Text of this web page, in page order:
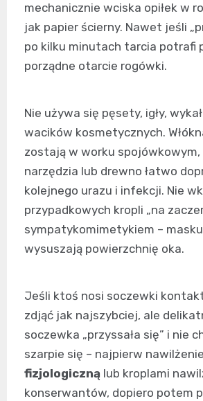
mechanicznie wciska opiłek w
jak papier ścierny. Nawet jeśli
po kilku minutach tarcia potrafi
porządne otarcie rogówki.
Nie używa się pęsety, igły,
wacików kosmetycznych.
zostają w worku spojówkowym,
narzędzia lub drewno łatwo
kolejnego urazu i infekcji. Nie
przypadkowych kropli „na
sympatykomimetykiem –
wysuszają powierzchnię oka.
Jeśli ktoś nosi soczewki
zdjąć jak najszybciej, ale
soczewka „przyssała się” i nie
szarpie się – najpierw nawilżenie
fizjologiczną lub kroplami
konserwantów, dopiero potem